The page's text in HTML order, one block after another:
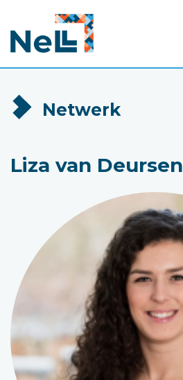
Netwerk
Liza van Deursen